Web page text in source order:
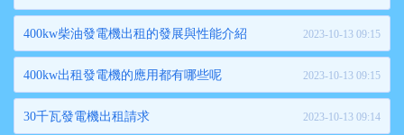
400kw柴油發電機出租的發展與性能介紹 2023-10-13 09:15
400kw出租發電機的應用都有哪些呢 2023-10-13 09:15
30千瓦發電機出租請求 2023-10-13 09:14